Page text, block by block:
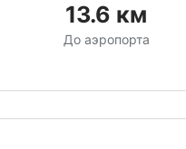
13.6 км
До аэропорта